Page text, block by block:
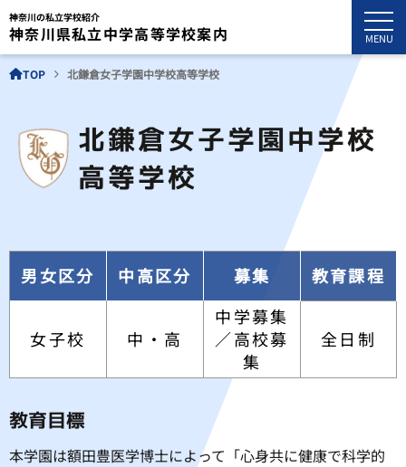
神奈川の私立学校紹介
神奈川県私立中学高等学校案内 MENU
TOP 北鎌倉女子学園中学校高等学校
北鎌倉女子学園中学校
高等学校
男女区分 中高区分 募集 教育課程
女子校 中・高
中学募集
／高校募
集
全日制
教育目標
本学園は額田豊医学博士によって「心身共に健康で科学的